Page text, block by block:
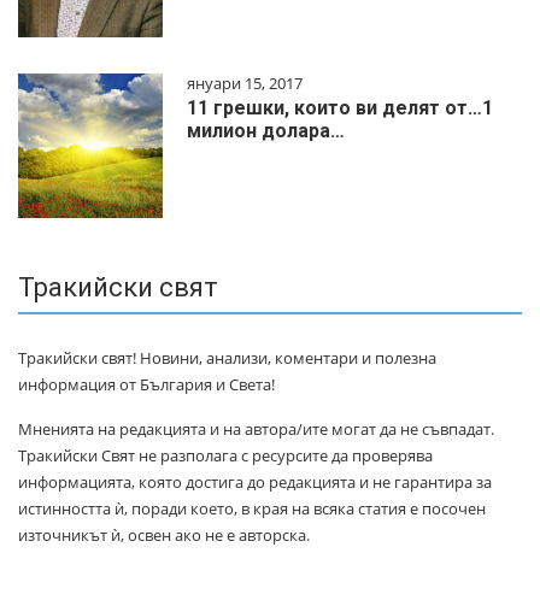
януари 15, 2017
11 грешки, които ви делят от…1
милиoн дoлapa…
Тракийски свят
Тракийски свят! Новини, анализи, коментари и полезна
информация от България и Света!
Мненията на редакцията и на автора/ите могат да не съвпадат.
Тракийски Свят не разполага с ресурсите да проверява
информацията, която достига до редакцията и не гарантира за
истинността ѝ, поради което, в края на всяка статия е посочен
източникът ѝ, освен ако не е авторска.